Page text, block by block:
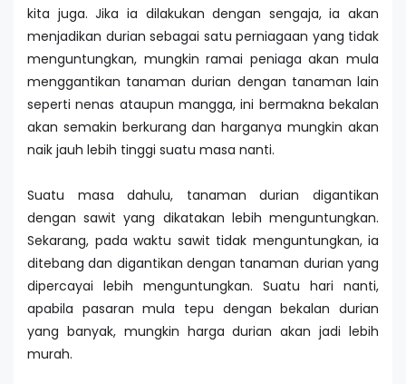
kita juga. Jika ia dilakukan dengan sengaja, ia akan
menjadikan durian sebagai satu perniagaan yang tidak
menguntungkan, mungkin ramai peniaga akan mula
menggantikan tanaman durian dengan tanaman lain
seperti nenas ataupun mangga, ini bermakna bekalan
akan semakin berkurang dan harganya mungkin akan
naik jauh lebih tinggi suatu masa nanti.
Suatu masa dahulu, tanaman durian digantikan
dengan sawit yang dikatakan lebih menguntungkan.
Sekarang, pada waktu sawit tidak menguntungkan, ia
ditebang dan digantikan dengan tanaman durian yang
dipercayai lebih menguntungkan. Suatu hari nanti,
apabila pasaran mula tepu dengan bekalan durian
yang banyak, mungkin harga durian akan jadi lebih
murah.